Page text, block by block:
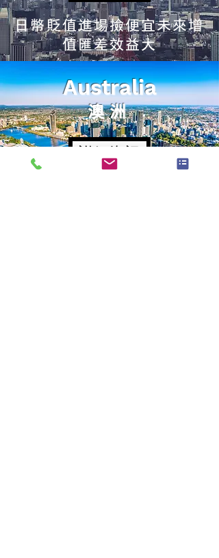
日幣貶值進場撿便宜未來增
值匯差效益大
Australia
澳洲
詳細資訊